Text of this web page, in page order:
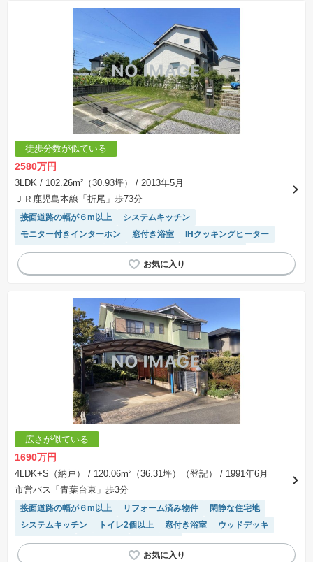
徒歩分数が似ている
2580万円
3LDK / 102.26m²（30.93坪）
/ 2013年5月
ＪＲ鹿児島本線「折尾」歩73分
接面道路の幅が６m以上
システムキッチン
モニター付きインターホン
窓付き浴室
IHクッキングヒーター
オール電化
食洗機 温水洗浄便座 浴室乾燥機
WIC
対面キッチン
広さが似ている
1690万円
4LDK+S（納戸） / 120.06m²（36.31坪）（登記）
/ 1991年6月
市営バス「青葉台東」歩3分
接面道路の幅が６m以上 リフォーム済み物件
閑静な住宅地
システムキッチン
トイレ2個以上 窓付き浴室
ウッドデッキ
温水洗浄便座
陽当り良好 浴室乾燥機